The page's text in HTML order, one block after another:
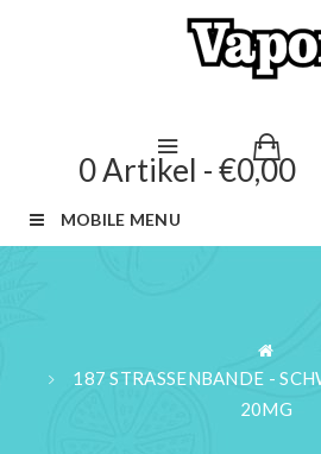
0 Artikel - €0,00
MOBILE MENU
187 STRASSENBANDE -
0MG